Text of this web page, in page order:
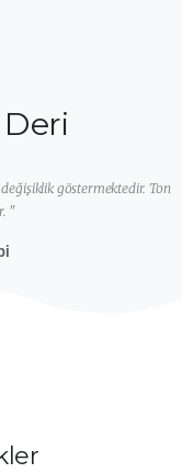
göstermektedir. Ton
"